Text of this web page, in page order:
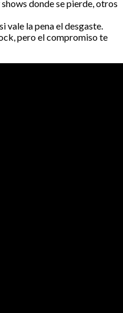
donde se pierde, otros
vale la pena el desgaste.
pero el compromiso te